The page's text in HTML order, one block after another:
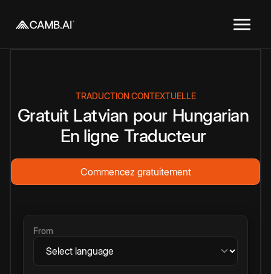
TRADUCTION CONTEXTUELLE
Gratuit Latvian pour Hungarian
En ligne Traducteur
Commencez gratuitement
From